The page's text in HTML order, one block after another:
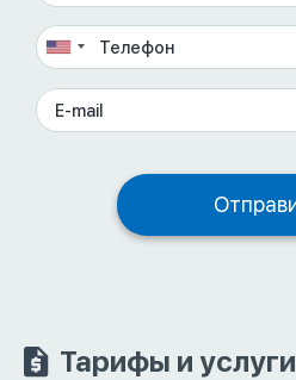
Тарифы и услуги